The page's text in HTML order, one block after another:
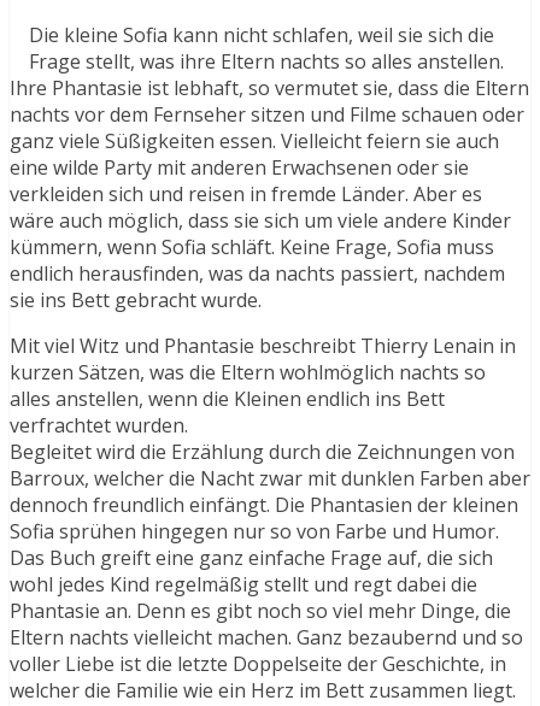
Die kleine Sofia kann nicht schlafen, weil sie sich die
Frage stellt, was ihre Eltern nachts so alles anstellen.
Ihre Phantasie ist lebhaft, so vermutet sie, dass die Eltern
nachts vor dem Fernseher sitzen und Filme schauen oder
ganz viele Süßigkeiten essen. Vielleicht feiern sie auch
eine wilde Party mit anderen Erwachsenen oder sie
verkleiden sich und reisen in fremde Länder. Aber es
wäre auch möglich, dass sie sich um viele andere Kinder
kümmern, wenn Sofia schläft. Keine Frage, Sofia muss
endlich herausfinden, was da nachts passiert, nachdem
sie ins Bett gebracht wurde.
Mit viel Witz und Phantasie beschreibt Thierry Lenain in
kurzen Sätzen, was die Eltern wohlmöglich nachts so
alles anstellen, wenn die Kleinen endlich ins Bett
verfrachtet wurden.
Begleitet wird die Erzählung durch die Zeichnungen von
Barroux, welcher die Nacht zwar mit dunklen Farben aber
dennoch freundlich einfängt. Die Phantasien der kleinen
Sofia sprühen hingegen nur so von Farbe und Humor.
Das Buch greift eine ganz einfache Frage auf, die sich
wohl jedes Kind regelmäßig stellt und regt dabei die
Phantasie an. Denn es gibt noch so viel mehr Dinge, die
Eltern nachts vielleicht machen. Ganz bezaubernd und so
voller Liebe ist die letzte Doppelseite der Geschichte, in
welcher die Familie wie ein Herz im Bett zusammen liegt.